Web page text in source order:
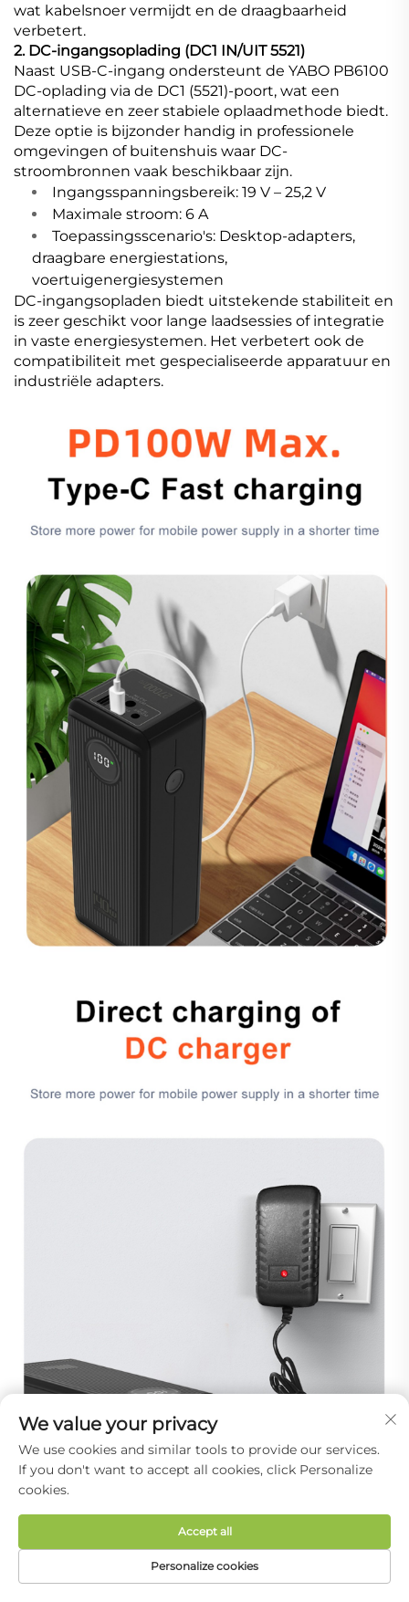
wat kabelsnoer vermijdt en de draagbaarheid
verbetert.
2. DC-ingangsoplading (DC1 IN/UIT 5521)
Naast USB-C-ingang ondersteunt de YABO PB6100
DC-oplading via de DC1 (5521)-poort, wat een
alternatieve en zeer stabiele oplaadmethode biedt.
Deze optie is bijzonder handig in professionele
omgevingen of buitenshuis waar DC-
stroombronnen vaak beschikbaar zijn.
Ingangsspanningsbereik: 19 V – 25,2 V
Maximale stroom: 6 A
Toepassingsscenario's: Desktop-adapters,
draagbare energiestations,
voertuigenergiesystemen
DC-ingangsopladen biedt uitstekende stabiliteit en
is zeer geschikt voor lange laadsessies of integratie
in vaste energiesystemen. Het verbetert ook de
compatibiliteit met gespecialiseerde apparatuur en
industriële adapters.
Gebruik de lithiumbatterij niet op plaatsen
met hoge vochtigheid of waar deze blootgesteld
We value your privacy
We use cookies and similar tools to provide our services.
If you don't want to accept all cookies, click Personalize
cookies.
Personalize cookies
Accept all